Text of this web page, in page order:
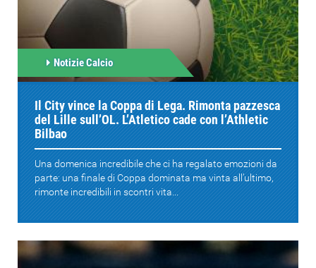
Notizie Calcio
Il City vince la Coppa di Lega. Rimonta pazzesca
del Lille sull’OL. L’Atletico cade con l’Athletic
Bilbao
Una domenica incredibile che ci ha regalato emozioni da
parte: una finale di Coppa dominata ma vinta all’ultimo,
rimonte incredibili in scontri vita...